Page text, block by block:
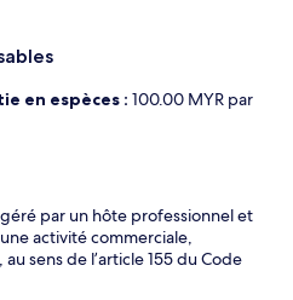
en espèces : 100.00 MYR par
par un hôte professionnel et
activité commerciale,
sens de l’article 155 du Code